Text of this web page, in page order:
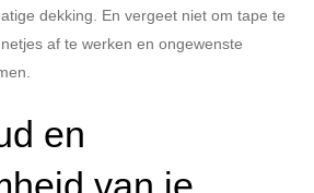
dekking. En vergeet niet om tape te
af te werken en ongewenste
en